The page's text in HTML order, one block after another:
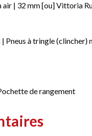
| 32 mm [ou] Vittoria
Pneus à tringle (clincher)
de rangement